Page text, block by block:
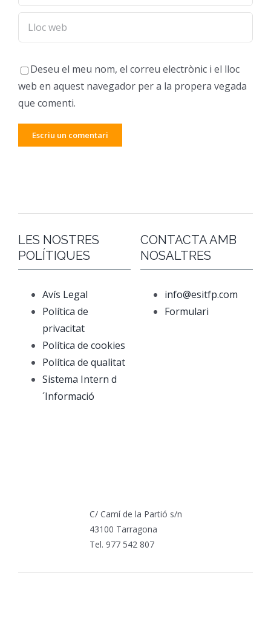
Deseu el meu nom, el correu electrònic i el lloc
web en aquest navegador per a la propera vegada
que comenti.
LES NOSTRES
POLÍTIQUES
Avís Legal
Política de
privacitat
Política de cookies
Política de qualitat
Sistema Intern d
´Informació
CONTACTA AMB
NOSALTRES
info@esitfp.com
Formulari
C/ Camí de la Partió s/n
43100 Tarragona
Tel. 977 542 807